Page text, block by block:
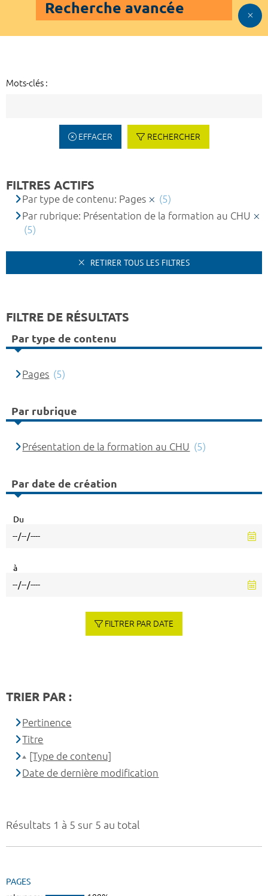
Recherche avancée
Mots-clés :
EFFACER RECHERCHER
Résultats 1 à 5 sur 5 au total
PAGES
FILTRES ACTIFS
Par type de contenu: Pages
(5)
Par rubrique: Présentation de la formation au CHU
(5)
RETIRER TOUS LES FILTRES
FILTRE DE RÉSULTATS
Par type de contenu
Pages (5)
Par rubrique
Présentation de la formation au CHU (5)
Par date de création
Du
à
FILTRER PAR DATE
TRIER PAR :
Pertinence
Titre
[Type de contenu]
Date de dernière modification